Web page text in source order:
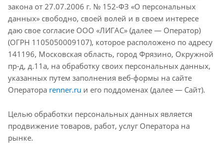
закона от 27.07.2006 г. № 152-ФЗ «О персональных
данных» свободно, своей волей и в своем интересе
даю свое согласие ООО «ЛИГАС» (далее — Оператор)
(ОГРН 1105050009107), которое расположено по адресу
141196, Московская область, город Фрязино, Окружной
пр-д, д.11а, на обработку своих персональных данных,
указанных путем заполнения веб-формы на сайте
Оператора renner.ru и его поддоменах (далее — Сайт).
Целью обработки персональных данных является
продвижение товаров, работ, услуг Оператора на
рынке.